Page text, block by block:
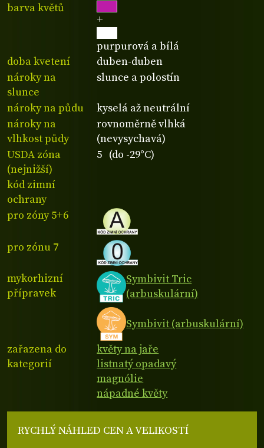
barva květů
+
purpurová a bílá
doba kvetení
duben-duben
nároky na
slunce
slunce a polostín
nároky na půdu
kyselá až neutrální
nároky na
vlhkost půdy
rovnoměrně vlhká
(nevysychavá)
USDA zóna
(nejnižší)
5 (do -29°C)
kód zimní
ochrany
pro zóny 5+6
pro zónu 7
mykorhizní
přípravek
Symbivit Tric
(arbuskulární)
Symbivit (arbuskulární)
zařazena do
kategorií
květy na jaře
listnatý opadavý
magnólie
nápadné květy
RYCHLÝ NÁHLED CEN A VELIKOSTÍ